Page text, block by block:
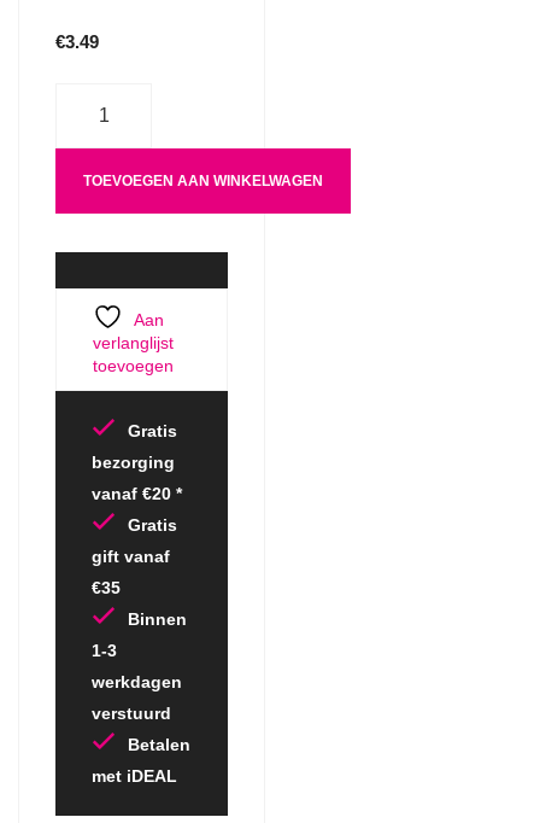
€3.49
TOEVOEGEN AAN WINKELWAGEN
Aan
verlanglijst
toevoegen
Gratis
bezorging
vanaf €20 *
Gratis
gift vanaf
€35
Binnen
1-3
werkdagen
verstuurd
Betalen
met iDEAL